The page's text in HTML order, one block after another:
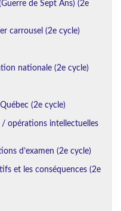
de Sept Ans) (2e
carrousel (2e cycle)
nationale (2e cycle)
(2e cycle)
/ opérations intellectuelles
d’examen (2e cycle)
et les conséquences (2e